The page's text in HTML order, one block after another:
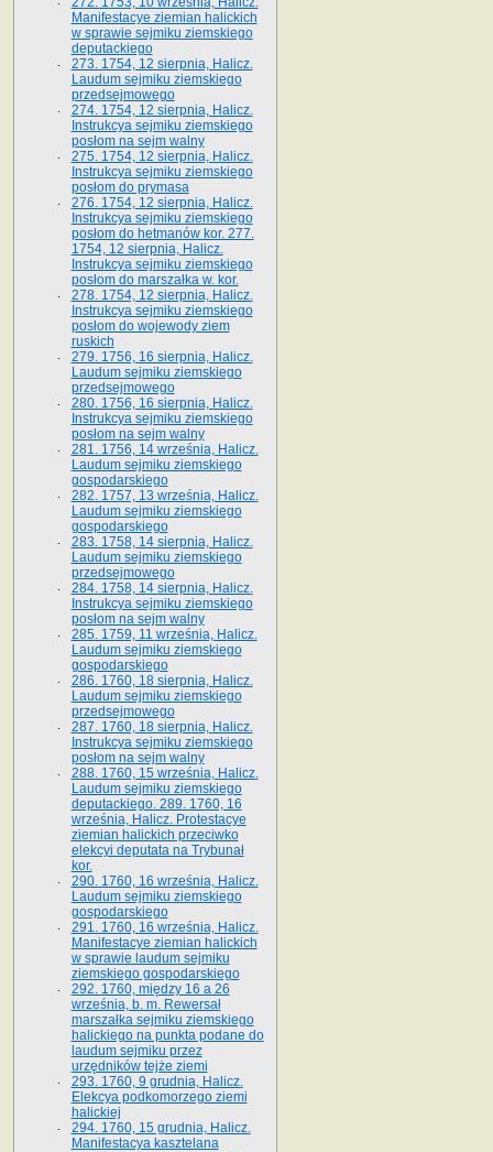
Manifestacye ziemian halickich
w sprawie sejmiku ziemskiego
deputackiego
273. 1754, 12 sierpnia, Halicz.
Laudum sejmiku ziemskiego
przedsejmowego
274. 1754, 12 sierpnia, Halicz.
Instrukcya sejmiku ziemskiego
posłom na sejm walny
275. 1754, 12 sierpnia, Halicz.
Instrukcya sejmiku ziemskiego
posłom do prymasa
276. 1754, 12 sierpnia, Halicz.
Instrukcya sejmiku ziemskiego
posłom do hetmanów kor. 277.
1754, 12 sierpnia, Halicz.
Instrukcya sejmiku ziemskiego
posłom do marszałka w. kor.
278. 1754, 12 sierpnia, Halicz.
Instrukcya sejmiku ziemskiego
posłom do wojewody ziem
ruskich
279. 1756, 16 sierpnia, Halicz.
Laudum sejmiku ziemskiego
przedsejmowego
280. 1756, 16 sierpnia, Halicz.
Instrukcya sejmiku ziemskiego
posłom na sejm walny
281. 1756, 14 września, Halicz.
Laudum sejmiku ziemskiego
gospodarskiego
282. 1757, 13 września, Halicz.
Laudum sejmiku ziemskiego
gospodarskiego
283. 1758, 14 sierpnia, Halicz.
Laudum sejmiku ziemskiego
przedsejmowego
284. 1758, 14 sierpnia, Halicz.
Instrukcya sejmiku ziemskiego
posłom na sejm walny
285. 1759, 11 września, Halicz.
Laudum sejmiku ziemskiego
gospodarskiego
286. 1760, 18 sierpnia, Halicz.
Laudum sejmiku ziemskiego
przedsejmowego
287. 1760, 18 sierpnia, Halicz.
Instrukcya sejmiku ziemskiego
posłom na sejm walny
288. 1760, 15 września, Halicz.
Laudum sejmiku ziemskiego
deputackiego. 289. 1760, 16
września, Halicz. Protestacye
ziemian halickich przeciwko
elekcyi deputata na Trybunał
kor.
290. 1760, 16 września, Halicz.
Laudum sejmiku ziemskiego
gospodarskiego
291. 1760, 16 września, Halicz.
Manifestacye ziemian halickich
w sprawie laudum sejmiku
ziemskiego gospodarskiego
292. 1760, między 16 a 26
września, b. m. Rewersał
marszałka sejmiku ziemskiego
halickiego na punkta podane do
laudum sejmiku przez
urzędników tejże ziemi
293. 1760, 9 grudnia, Halicz.
Elekcya podkomorzego ziemi
halickiej
294. 1760, 15 grudnia, Halicz.
Manifestacya kasztelana